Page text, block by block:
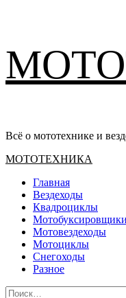
содержимому
Всё о мототехнике и
Основное
МОТОТЕХНИКА
Главная
Вездеходы
Квадроциклы
Мотобуксировщики
Мотовездеходы
Мотоциклы
Снегоходы
Разное
Найти: